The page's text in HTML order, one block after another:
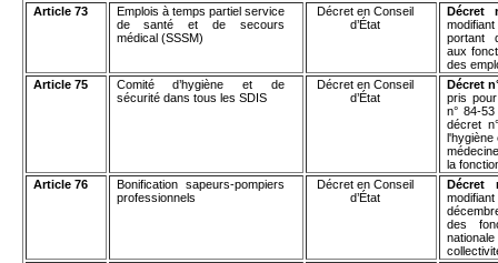
Article 73
Emplois à temps partiel service
de santé et de secours
médical (SSSM)
Décret en Conseil
d’État
Décret
portant
aux
des
Article 75
Comité d’hygiène et de
sécurité dans tous les SDIS
Décret en Conseil
d’État
Décret
pris
n° 84-
décret
l'hygiène
la
Article 76
Bonification sapeurs-pompiers
professionnels
Décret en Conseil
d’État
Décret
des